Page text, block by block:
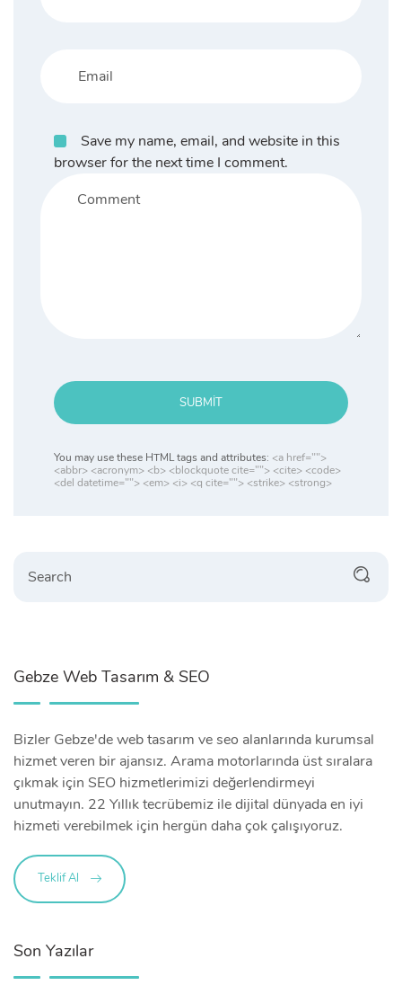
Save my name, email, and website in this
browser for the next time I comment.
SUBMIT
You may use these HTML tags and attributes: <a href="">
<abbr> <acronym> <b> <blockquote cite=""> <cite> <code>
<del datetime=""> <em> <i> <q cite=""> <strike> <strong>
Gebze Web Tasarım & SEO
Bizler Gebze'de web tasarım ve seo alanlarında kurumsal
hizmet veren bir ajansız. Arama motorlarında üst sıralara
çıkmak için SEO hizmetlerimizi değerlendirmeyi
unutmayın. 22 Yıllık tecrübemiz ile dijital dünyada en iyi
hizmeti verebilmek için hergün daha çok çalışıyoruz.
Teklif Al
Son Yazılar